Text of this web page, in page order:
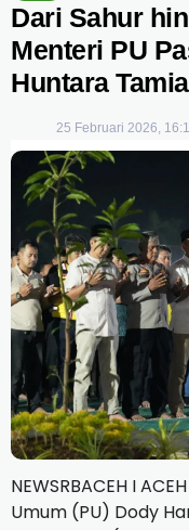
Dari Sahur
Menteri PU
Huntara
25 Februari 2026,
NEWSRBACEH I
Umum (PU) Dody